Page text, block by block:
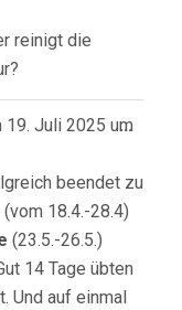
reinigt die
19. Juli 2025 um
beendet zu
(vom 18.4.-28.4)
(23.5.-26.5.)
14 Tage übten
Und auf einmal
...Diese
ein-/